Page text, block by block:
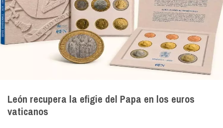
León recupera la efigie del Papa en los euros
vaticanos